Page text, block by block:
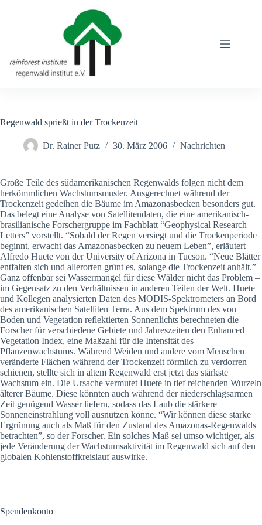
Regenwald sprießt in der Trockenzeit
Dr. Rainer Putz 30. März 2006 Nachrichten
Große Teile des südamerikanischen Regenwalds folgen nicht dem
herkömmlichen Wachstumsmuster. Ausgerechnet während der
Trockenzeit gedeihen die Bäume im Amazonasbecken besonders gut.
Das belegt eine Analyse von Satellitendaten, die eine amerikanisch-
brasilianische Forschergruppe im Fachblatt “Geophysical Research
Letters” vorstellt. “Sobald der Regen versiegt und die Trockenperiode
beginnt, erwacht das Amazonasbecken zu neuem Leben”, erläutert
Alfredo Huete von der University of Arizona in Tucson. “Neue Blätter
entfalten sich und allerorten grünt es, solange die Trockenzeit anhält.”
Ganz offenbar sei Wassermangel für diese Wälder nicht das Problem –
im Gegensatz zu den Verhältnissen in anderen Teilen der Welt. Huete
und Kollegen analysierten Daten des MODIS-Spektrometers an Bord
des amerikanischen Satelliten Terra. Aus dem Spektrum des von
Boden und Vegetation reflektierten Sonnenlichts berechneten die
Forscher für verschiedene Gebiete und Jahreszeiten den Enhanced
Vegetation Index, eine Maßzahl für die Intensität des
Pflanzenwachstums. Während Weiden und andere vom Menschen
veränderte Flächen während der Trockenzeit förmlich zu verdorren
schienen, stellte sich in altem Regenwald erst jetzt das stärkste
Wachstum ein. Die Ursache vermutet Huete in tief reichenden Wurzeln
älterer Bäume. Diese könnten auch während der niederschlagsarmen
Zeit genügend Wasser liefern, sodass das Laub die stärkere
Sonneneinstrahlung voll ausnutzen könne. “Wir können diese starke
Ergrünung auch als Maß für den Zustand des Amazonas-Regenwalds
betrachten”, so der Forscher. Ein solches Maß sei umso wichtiger, als
jede Veränderung der Wachstumsaktivität im Regenwald sich auf den
globalen Kohlenstoffkreislauf auswirke.
Spendenkonto